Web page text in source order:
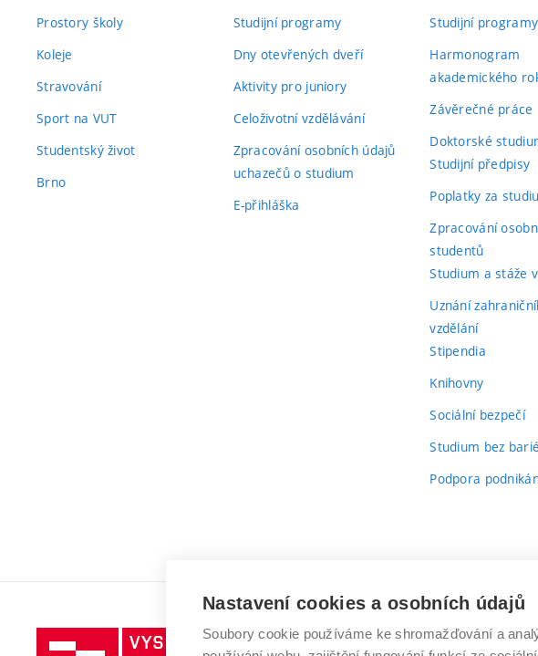
Prostory školy
Koleje
Stravování
Sport na VUT
Studentský život
Brno
Studijní programy
Dny otevřených dveří
Aktivity pro juniory
Celoživotní vzdělávání
Zpracování osobních údajů
uchazečů o studium
E-přihláška
Studijní programy
Harmonogram
akademického
Závěrečné práce
Doktorské
Studijní předpisy
Poplatky za
Zpracování
studentů
Studium a stáže
Uznání
vzdělání
Stipendia
Knihovny(externí
Sociální bezpečí
Studium bez
Podpora
Vysoké
VYSOKÉ
Nastavení cookies a osobních údajů
Soubory cookie používáme ke shromažďování a